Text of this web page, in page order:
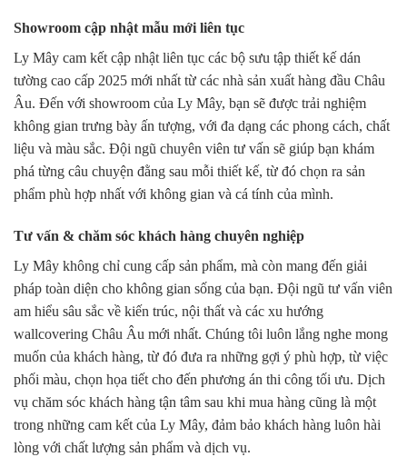
Showroom cập nhật mẫu mới liên tục
Ly Mây cam kết cập nhật liên tục các bộ sưu tập thiết kế dán
tường cao cấp 2025 mới nhất từ các nhà sản xuất hàng đầu Châu
Âu. Đến với showroom của Ly Mây, bạn sẽ được trải nghiệm
không gian trưng bày ấn tượng, với đa dạng các phong cách, chất
liệu và màu sắc. Đội ngũ chuyên viên tư vấn sẽ giúp bạn khám
phá từng câu chuyện đằng sau mỗi thiết kế, từ đó chọn ra sản
phẩm phù hợp nhất với không gian và cá tính của mình.
Tư vấn & chăm sóc khách hàng chuyên nghiệp
Ly Mây không chỉ cung cấp sản phẩm, mà còn mang đến giải
pháp toàn diện cho không gian sống của bạn. Đội ngũ tư vấn viên
am hiểu sâu sắc về kiến trúc, nội thất và các xu hướng
wallcovering Châu Âu mới nhất. Chúng tôi luôn lắng nghe mong
muốn của khách hàng, từ đó đưa ra những gợi ý phù hợp, từ việc
phối màu, chọn họa tiết cho đến phương án thi công tối ưu. Dịch
vụ chăm sóc khách hàng tận tâm sau khi mua hàng cũng là một
trong những cam kết của Ly Mây, đảm bảo khách hàng luôn hài
lòng với chất lượng sản phẩm và dịch vụ.